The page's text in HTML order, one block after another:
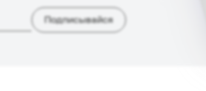
Подписывайся